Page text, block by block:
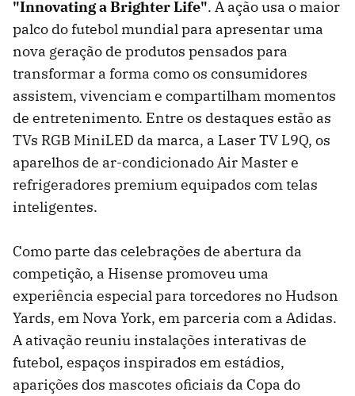
"Innovating a Brighter Life". A ação usa o maior
palco do futebol mundial para apresentar uma
nova geração de produtos pensados para
transformar a forma como os consumidores
assistem, vivenciam e compartilham momentos
de entretenimento. Entre os destaques estão as
TVs RGB MiniLED da marca, a Laser TV L9Q, os
aparelhos de ar-condicionado Air Master e
refrigeradores premium equipados com telas
inteligentes.
Como parte das celebrações de abertura da
competição, a Hisense promoveu uma
experiência especial para torcedores no Hudson
Yards, em Nova York, em parceria com a Adidas.
A ativação reuniu instalações interativas de
futebol, espaços inspirados em estádios,
aparições dos mascotes oficiais da Copa do